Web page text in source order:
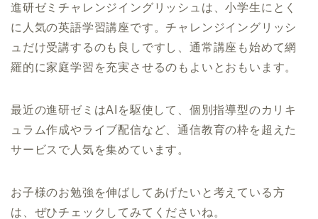
進研ゼミチャレンジイングリッシュは、小学生にとく
に人気の英語学習講座です。チャレンジイングリッシ
ュだけ受講するのも良しですし、通常講座も始めて網
羅的に家庭学習を充実させるのもよいとおもいます。
最近の進研ゼミはAIを駆使して、個別指導型のカリキ
ュラム作成やライブ配信など、通信教育の枠を超えた
サービスで人気を集めています。
お子様のお勉強を伸ばしてあげたいと考えている方
は、ぜひチェックしてみてくださいね。